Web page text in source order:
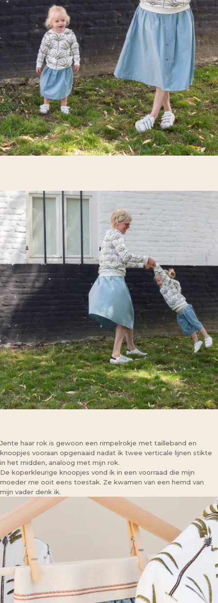
Jente haar rok is gewoon een rimpelrokje met tailleband en
knoopjes vooraan opgenaaid nadat ik twee verticale lijnen stikte
in het midden, analoog met mijn rok.
De koperkleurige knoopjes vond ik in een voorraad die mijn
moeder me ooit eens toestak. Ze kwamen van een hemd van
mijn vader denk ik.